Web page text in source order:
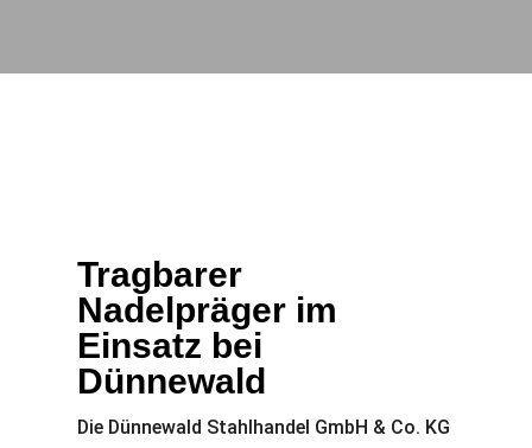
Tragbarer
Nadelpräger im
Einsatz bei
Dünnewald
Die Dünnewald Stahlhandel GmbH & Co. KG